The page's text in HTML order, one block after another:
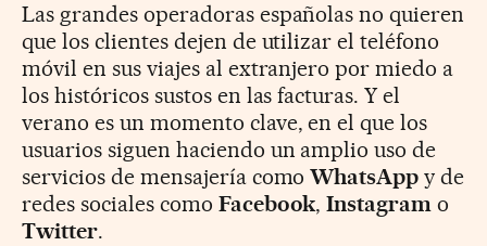
Las grandes operadoras españolas no quieren
que los clientes dejen de utilizar el teléfono
móvil en sus viajes al extranjero por miedo a
los históricos sustos en las facturas. Y el
verano es un momento clave, en el que los
usuarios siguen haciendo un amplio uso de
servicios de mensajería comoWhatsApp y de
redes sociales como Facebook,Instagram o
Twitter.